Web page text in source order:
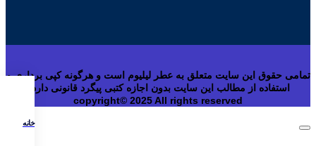
تمامی حقوق این سایت متعلق به عطر لیلیوم است و هرگونه کپی برداری و
استفاده از مطالب این سایت بدون اجازه کتبی پیگرد قانونی دارد.
copyright© 2025 All rights reserved
خانه